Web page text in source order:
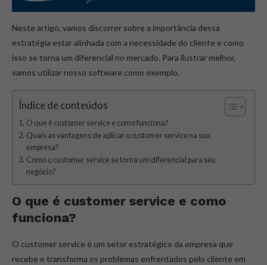
Neste artigo, vamos discorrer sobre a importância dessa
estratégia estar alinhada com a necessidade do cliente e como
isso se torna um diferencial no mercado. Para ilustrar melhor,
vamos utilizar nosso software como exemplo.
Índice de conteúdos
O que é customer service e como funciona?
Quais as vantagens de aplicar o customer service na sua
empresa?
Como o customer service se torna um diferencial para seu
negócio?
O que é customer service e como
funciona?
O customer service é um setor estratégico da empresa que
recebe e transforma os problemas enfrentados pelo cliente em